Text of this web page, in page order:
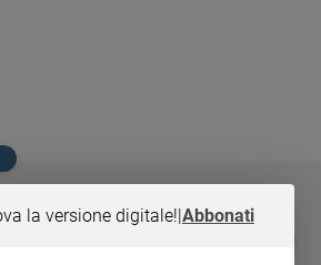
la versione digitale!|Abbonati